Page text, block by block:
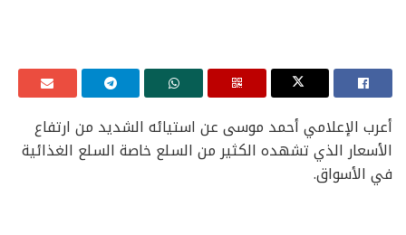
أعرب الإعلامي أحمد موسى عن استيائه الشديد من ارتفاع
الأسعار الذي تشهده الكثير من السلع خاصة السلع الغذائية
في الأسواق.